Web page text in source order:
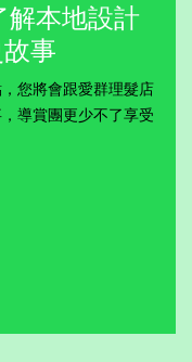
本地設計
事
您將會跟愛群理髮店
導賞團更少不了享受